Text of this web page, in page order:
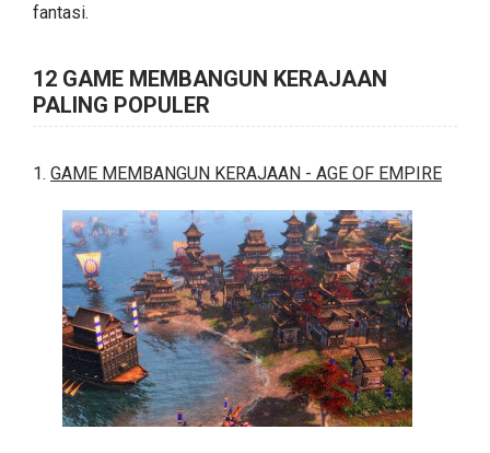
fantasi.
12 GAME MEMBANGUN KERAJAAN
PALING POPULER
1. GAME MEMBANGUN KERAJAAN - AGE OF EMPIRE